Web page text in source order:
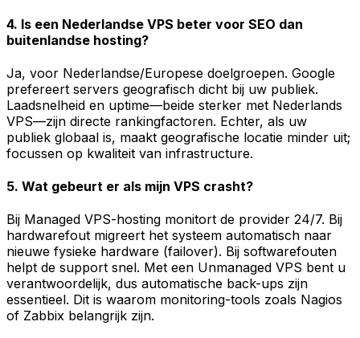
4. Is een Nederlandse VPS beter voor SEO dan
buitenlandse hosting?
Ja, voor Nederlandse/Europese doelgroepen. Google
prefereert servers geografisch dicht bij uw publiek.
Laadsnelheid en uptime—beide sterker met Nederlands
VPS—zijn directe rankingfactoren. Echter, als uw
publiek globaal is, maakt geografische locatie minder uit;
focussen op kwaliteit van infrastructure.
5. Wat gebeurt er als mijn VPS crasht?
Bij Managed VPS-hosting monitort de provider 24/7. Bij
hardwarefout migreert het systeem automatisch naar
nieuwe fysieke hardware (failover). Bij softwarefouten
helpt de support snel. Met een Unmanaged VPS bent u
verantwoordelijk, dus automatische back-ups zijn
essentieel. Dit is waarom monitoring-tools zoals Nagios
of Zabbix belangrijk zijn.